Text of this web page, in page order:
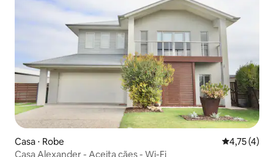
Casa ⋅ Robe 4,75 de
4,75 (4)
Casa Alexander - Aceita cães - Wi-Fi